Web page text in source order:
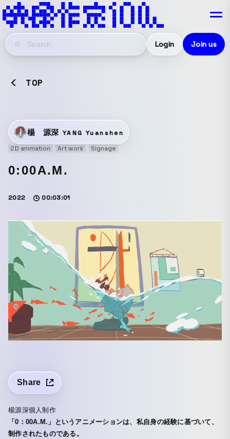
Login Join us
TOP
楊 源深 YANG Yuanshen
2D animation
Art work Signage
0:00A.M.
2022 00:03:01
Share
楊源深個人制作
「0：00A.M.」というアニメーションは、私自身の経験に基づいて、
制作されたものである。